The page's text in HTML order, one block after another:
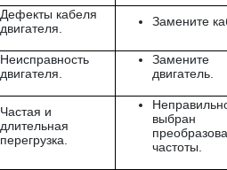
Дефекты кабеля
двигателя.
Замените
Неисправность
двигателя.
Замените
двигатель.
Частая и
длительная
перегрузка.
выбран
частоты.